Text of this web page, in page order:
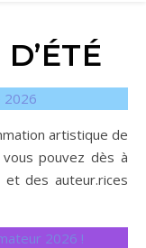
2026
artistique de
pouvez dès à
des auteur.rices
2026 !